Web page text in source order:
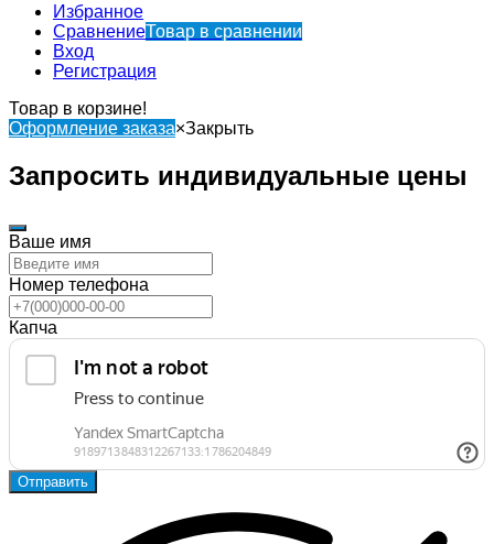
Избранное
СравнениеТовар в сравнении
Вход
Регистрация
Товар в корзине!
Оформление заказа×Закрыть
Запросить индивидуальные цены
Ваше имя
Номер телефона
Капча
Отправить